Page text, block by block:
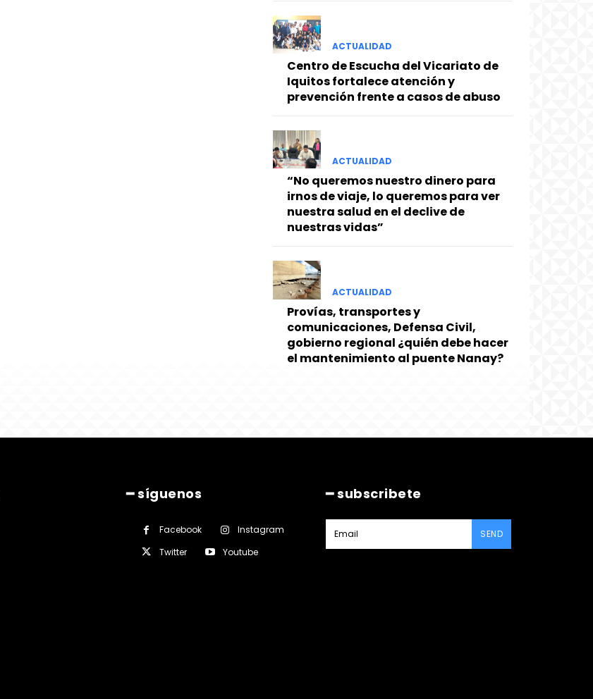
ACTUALIDAD
Centro de Escucha del Vicariato de
Iquitos fortalece atención y
prevención frente a casos de abuso
ACTUALIDAD
“No queremos nuestro dinero para
irnos de viaje, lo queremos para ver
nuestra salud en el declive de
nuestras vidas”
ACTUALIDAD
Provías, transportes y
comunicaciones, Defensa Civil,
gobierno regional ¿quién debe hacer
el mantenimiento al puente Nanay?
━ síguenos
Facebook
Instagram
Twitter
Youtube
━ subscribete
SEND